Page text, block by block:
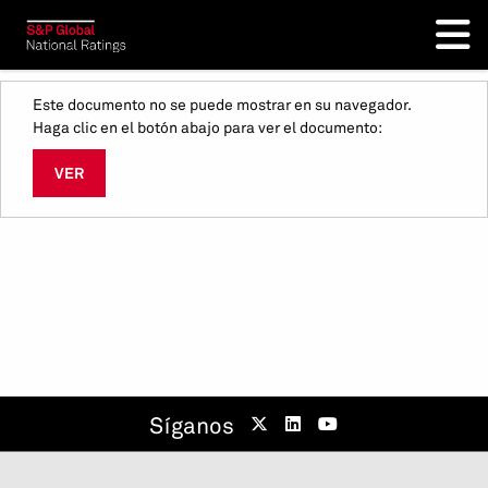
Este documento no se puede mostrar en su navegador.
Haga clic en el botón abajo para ver el documento:
VER
Síganos